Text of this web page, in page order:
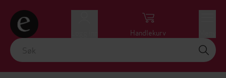
Handlekurv